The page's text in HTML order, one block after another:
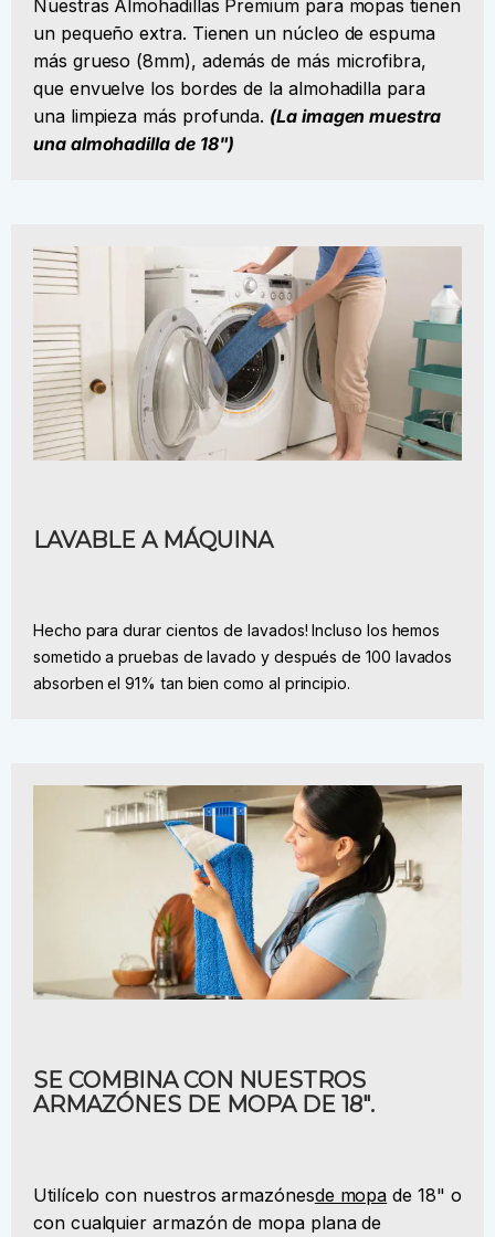
Nuestras Almohadillas Premium para mopas tienen
un pequeño extra. Tienen un núcleo de espuma
más grueso (8mm), además de más microfibra,
que envuelve los bordes de la almohadilla para
una limpieza más profunda. (La imagen muestra
una almohadilla de 18")
LAVABLE A MÁQUINA
Hecho para durar cientos de lavados! Incluso los hemos
sometido a pruebas de lavado y después de 100 lavados
absorben el 91% tan bien como al principio.
SE COMBINA CON NUESTROS
ARMAZÓNES DE MOPA DE 18".
Utilícelo con nuestros armazónesde mopa de 18" o
con cualquier armazón de mopa plana de